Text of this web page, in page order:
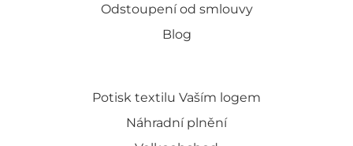
Odstoupení od smlouvy
Blog
Potisk textilu Vaším logem
Náhradní plnění